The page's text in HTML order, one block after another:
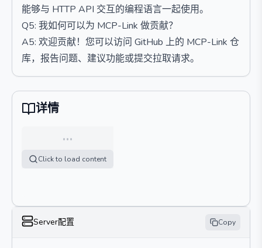
能够与 HTTP API 交互的编程语言一起使用。
Q5: 我如何可以为 MCP-Link 做贡献？
A5: 欢迎贡献！您可以访问 GitHub 上的 MCP-Link 仓
库，报告问题、建议功能或提交拉取请求。
详情
…
Click to load content
Server配置 Copy